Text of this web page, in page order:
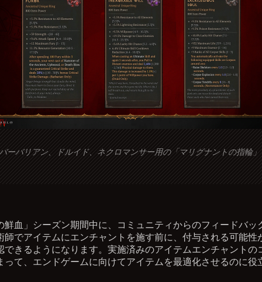
ーバリアン、ドルイド、ネクロマンサー用の「マリグナントの指輪」
鮮血」シーズン期間中に、コミュニティからのフィードバッ
師でアイテムにエンチャントを施す前に、付与される可能性
できるようになります。実施済みのアイテムエンチャントの
って、エンドゲームに向けてアイテムを最適化させるのに役